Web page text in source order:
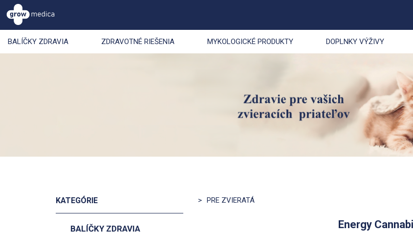
BALÍČKY ZDRAVIA ZDRAVOTNÉ RIEŠENIA MYKOLOGICKÉ PRODUKTY DOPLNKY VÝŽIVY
KATEGÓRIE
BALÍČKY ZDRAVIA
> PRE ZVIERATÁ
Energy